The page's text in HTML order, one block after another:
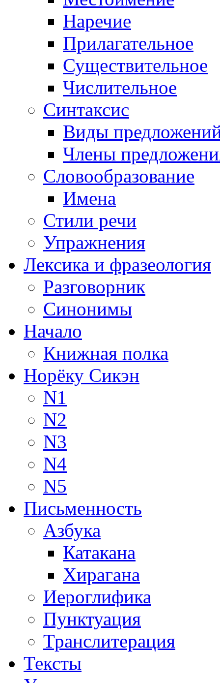
Наречие
Прилагательное
Существительное
Числительное
Синтаксис
Виды
Члены
Словообразование
Имена
Стили речи
Упражнения
Лексика и фразеология
Разговорник
Синонимы
Начало
Книжная полка
Норёку Сикэн
N1
N2
N3
N4
N5
Письменность
Азбука
Катакана
Хирагана
Иероглифика
Пунктуация
Транслитерация
Тексты